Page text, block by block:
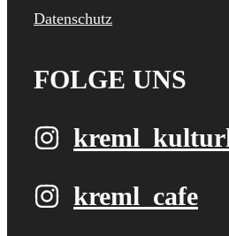
Datenschutz
FOLGE UNS
kreml_cafe